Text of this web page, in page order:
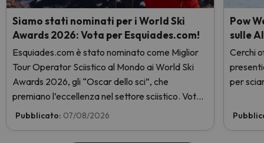
Siamo stati nominati per i World Ski
Awards 2026: Vota per Esquiades.com!
Esquiades.com è stato nominato come Miglior
Tour Operator Sciistico al Mondo ai World Ski
Awards 2026, gli “Oscar dello sci”, che
premiano l’eccellenza nel settore sciistico. Vota
subito e aiutaci a arrivare in cima!
Pubblicato: 07/08/2026
Pow
sulle
Cerchi
per